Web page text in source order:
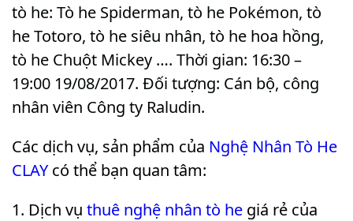
tò he: Tò he Spiderman, tò he Pokémon, tò
he Totoro, tò he siêu nhân, tò he hoa hồng,
tò he Chuột Mickey …. Thời gian: 16:30 –
19:00 19/08/2017. Đối tượng: Cán bộ, công
nhân viên Công ty Raludin.
Các dịch vụ, sản phẩm của Nghệ Nhân Tò He
CLAY có thể bạn quan tâm:
Dịch vụ thuê nghệ nhân tò he giá rẻ của